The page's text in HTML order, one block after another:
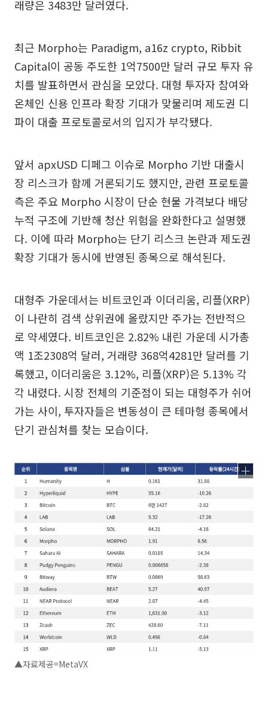
래량은 3483만 달러였다.
최근 Morpho는 Paradigm, a16z crypto, Ribbit
Capital이 공동 주도한 1억7500만 달러 규모 투자 유
치를 발표하면서 관심을 모았다. 대형 투자자 참여와
온체인 신용 인프라 확장 기대가 맞물리며 제도권 디
파이 대출 프로토콜로서의 입지가 부각됐다.
앞서 apxUSD 디페그 이슈로 Morpho 기반 대출시
장 리스크가 함께 거론되기도 했지만, 관련 프로토콜
측은 주요 Morpho 시장이 단순 현물 가격보다 배당
누적 구조에 기반해 청산 위험을 완화한다고 설명했
다. 이에 따라 Morpho는 단기 리스크 논란과 제도권
확장 기대가 동시에 반영된 종목으로 해석된다.
대형주 가운데서는 비트코인과 이더리움, 리플(XRP)
이 나란히 검색 상위권에 올랐지만 주가는 전반적으
로 약세였다. 비트코인은 2.82% 내린 가운데 시가총
액 1조2308억 달러, 거래량 368억4281만 달러를 기
록했고, 이더리움은 3.12%, 리플(XRP)은 5.13% 각
각 내렸다. 시장 전체의 기준점이 되는 대형주가 쉬어
가는 사이, 투자자들은 변동성이 큰 테마형 종목에서
단기 관심처를 찾는 모습이다.
▲자료제공=MetaVX